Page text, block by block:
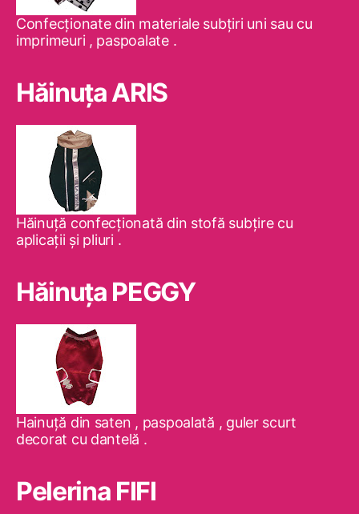
Confecţionate din materiale subţiri uni sau cu
imprimeuri , paspoalate .
Hăinuţa ARIS
Hăinuţă confecţionată din stofă subţire cu
aplicaţii şi pliuri .
Hăinuţa PEGGY
Hainuţă din saten , paspoalată , guler scurt
decorat cu dantelă .
Pelerina FIFI